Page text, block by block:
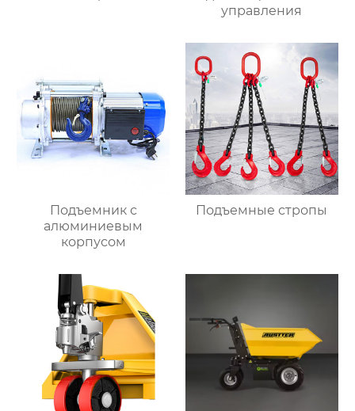
управления
Подъемник с
алюминиевым
корпусом
Подъемные стропы